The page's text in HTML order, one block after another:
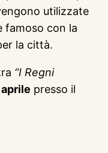
utilizzate
famoso con la
la città.
“I Regni
aprile presso il